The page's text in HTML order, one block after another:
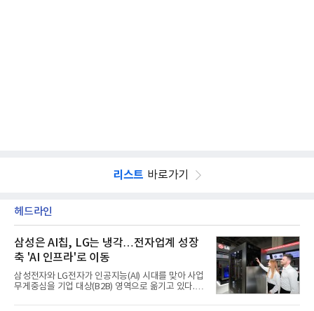
리스트 바로가기
헤드라인
삼성은 AI칩, LG는 냉각…전자업계 성장
축 'AI 인프라'로 이동
삼성전자와 LG전자가 인공지능(AI) 시대를 맞아 사업
무게중심을 기업 대상(B2B) 영역으로 옮기고 있다.
접어든 가운데 삼성전자는 AI 반도체를 중심으로 데